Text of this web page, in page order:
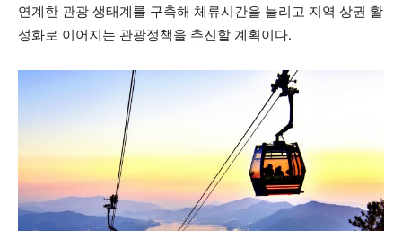
연계한 관광 생태계를 구축해 체류시간을 늘리고 지역 상권 활
성화로 이어지는 관광정책을 추진할 계획이다.